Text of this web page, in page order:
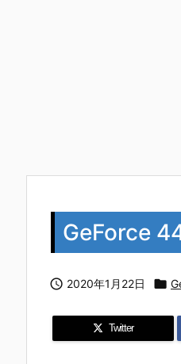
GeForce
 2020年1月22日 
Twitter